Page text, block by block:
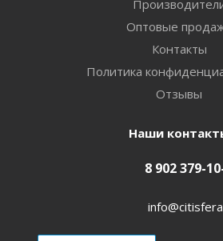
Оптовые
Контакты
Политика
Отзывы
Наши
8 902 379-